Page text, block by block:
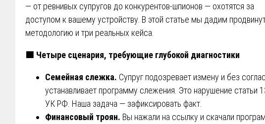
— от ревнивых супругов до конкурентов-шпионов — охотятся за
доступом к вашему устройству. В этой статье мы дадим
методологию и три реальных кейса.
🟩 Четыре сценария, требующие глубокой диагностики
Семейная слежка. Супруг подозревает измену и без
устанавливает программу слежения. Это нарушение статьи
УК РФ. Наша задача — зафиксировать факт.
Финансовый троян. Вы нажали на ссылку и скачали